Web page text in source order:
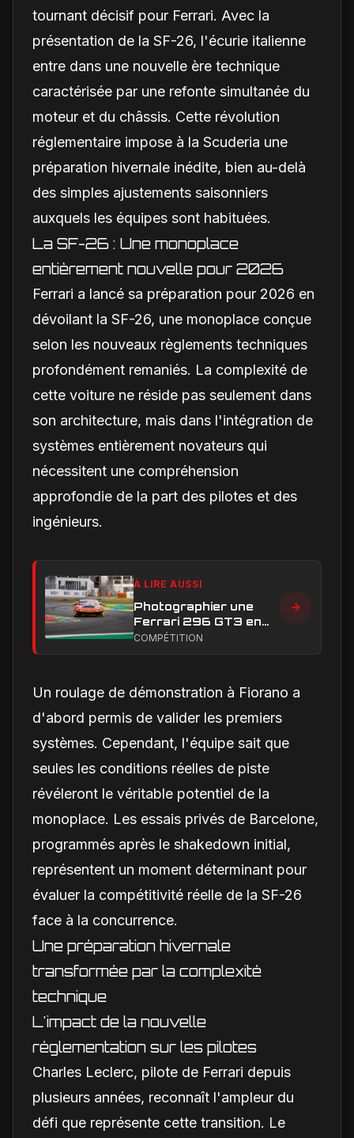
tournant décisif pour Ferrari. Avec la
présentation de la SF-26, l'écurie italienne
entre dans une nouvelle ère technique
caractérisée par une refonte simultanée du
moteur et du châssis. Cette révolution
réglementaire impose à la Scuderia une
préparation hivernale inédite, bien au-delà
des simples ajustements saisonniers
auxquels les équipes sont habituées.
La SF-26 : Une monoplace
entièrement nouvelle pour 2026
Ferrari a lancé sa préparation pour 2026 en
dévoilant la SF-26, une monoplace conçue
selon les nouveaux règlements techniques
profondément remaniés. La complexité de
cette voiture ne réside pas seulement dans
son architecture, mais dans l'intégration de
systèmes entièrement novateurs qui
nécessitent une compréhension
approfondie de la part des pilotes et des
ingénieurs.
À LIRE AUSSI
Photographier une
Ferrari 296 GT3 en
action : construire une
COMPÉTITION
Un roulage de démonstration à Fiorano a
d'abord permis de valider les premiers
systèmes. Cependant, l'équipe sait que
seules les conditions réelles de piste
révéleront le véritable potentiel de la
monoplace. Les essais privés de Barcelone,
programmés après le shakedown initial,
représentent un moment déterminant pour
évaluer la compétitivité réelle de la SF-26
face à la concurrence.
Une préparation hivernale
transformée par la complexité
technique
L'impact de la nouvelle
réglementation sur les pilotes
Charles Leclerc, pilote de Ferrari depuis
plusieurs années, reconnaît l'ampleur du
défi que représente cette transition. Le